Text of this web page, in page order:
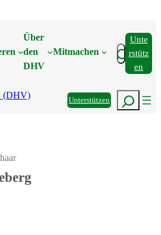
Über
den
DHV
Mitmachen Suchen
Unte
Rstütz
En
UnterstützenSuchen